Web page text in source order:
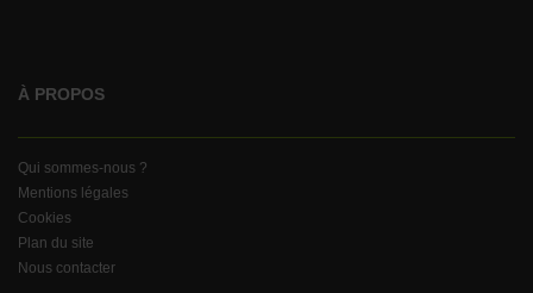
À PROPOS
Qui sommes-nous ?
Mentions légales
Cookies
Plan du site
Nous contacter